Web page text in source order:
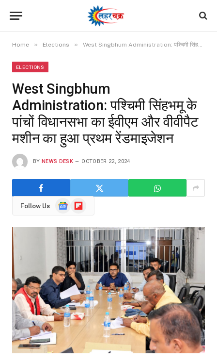
Home » Elections » West Singbhum Administration: पश्चिमी सिंहभमू के पांचों विधानसभा का ईवीएम और वीवीपैट मशीन का हुआ प्रथम रेंडमाइजेशन
ELECTIONS
West Singbhum
Administration: पश्चिमी सिंहभमू के
पांचों विधानसभा का ईवीएम और वीवीपैट
मशीन का हुआ प्रथम रेंडमाइजेशन
BY NEWS DESK OCTOBER 22, 2024
Follow Us
GoogleFlipboard